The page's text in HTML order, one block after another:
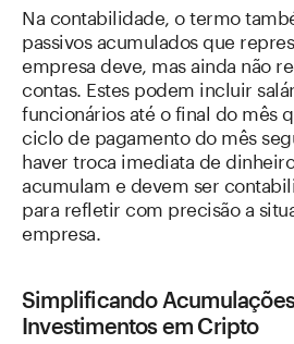
Na contabilidade, o termo
passivos acumulados que
empresa deve, mas ainda não
contas. Estes podem incluir
funcionários até o final do mês
ciclo de pagamento do mês
haver troca imediata de
acumulam e devem ser
para refletir com precisão a
empresa.
Simplificando
Investimentos em Cripto